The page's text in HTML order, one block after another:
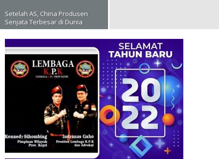
Setelah AS, China Produsen
Senjata Terbesar di Dunia